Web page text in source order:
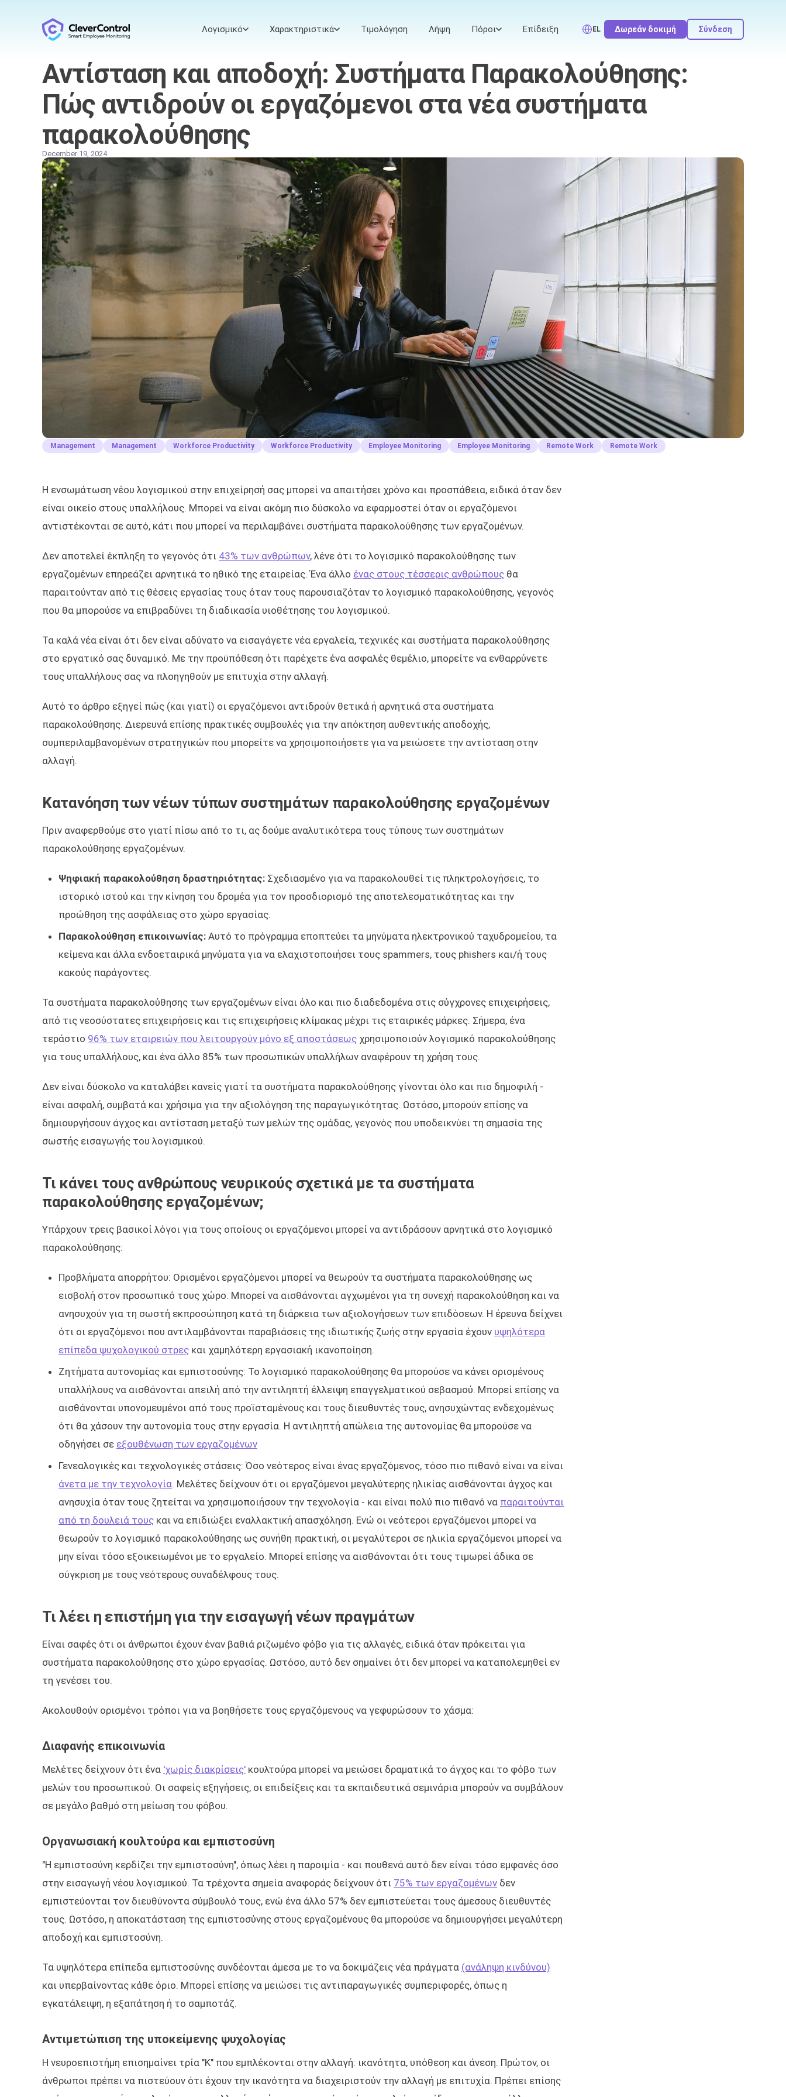
Λογισμικό Χαρακτηριστικά Τιμολόγηση Λήψη Πόροι Επίδειξη EL Δωρεάν δοκιμή Σύνδεση
Αντίσταση και αποδοχή: Συστήματα Παρακολούθησης:
Πώς αντιδρούν οι εργαζόμενοι στα νέα συστήματα
παρακολούθησης
December 19, 2024
Management Management Workforce Productivity Workforce Productivity Employee Monitoring Employee Monitoring Remote Work Remote Work
Η ενσωμάτωση νέου λογισμικού στην επιχείρησή σας μπορεί να απαιτήσει χρόνο και προσπάθεια, ειδικά όταν δεν
είναι οικείο στους υπαλλήλους. Μπορεί να είναι ακόμη πιο δύσκολο να εφαρμοστεί όταν οι εργαζόμενοι
αντιστέκονται σε αυτό, κάτι που μπορεί να περιλαμβάνει συστήματα παρακολούθησης των εργαζομένων.
Δεν αποτελεί έκπληξη το γεγονός ότι 43% των ανθρώπων, λένε ότι το λογισμικό παρακολούθησης των
εργαζομένων επηρεάζει αρνητικά το ηθικό της εταιρείας. Ένα άλλο ένας στους τέσσερις ανθρώπους θα
παραιτούνταν από τις θέσεις εργασίας τους όταν τους παρουσιαζόταν το λογισμικό παρακολούθησης, γεγονός
που θα μπορούσε να επιβραδύνει τη διαδικασία υιοθέτησης του λογισμικού.
Τα καλά νέα είναι ότι δεν είναι αδύνατο να εισαγάγετε νέα εργαλεία, τεχνικές και συστήματα παρακολούθησης
στο εργατικό σας δυναμικό. Με την προϋπόθεση ότι παρέχετε ένα ασφαλές θεμέλιο, μπορείτε να ενθαρρύνετε
τους υπαλλήλους σας να πλοηγηθούν με επιτυχία στην αλλαγή.
Αυτό το άρθρο εξηγεί πώς (και γιατί) οι εργαζόμενοι αντιδρούν θετικά ή αρνητικά στα συστήματα
παρακολούθησης. Διερευνά επίσης πρακτικές συμβουλές για την απόκτηση αυθεντικής αποδοχής,
συμπεριλαμβανομένων στρατηγικών που μπορείτε να χρησιμοποιήσετε για να μειώσετε την αντίσταση στην
αλλαγή.
Κατανόηση των νέων τύπων συστημάτων παρακολούθησης εργαζομένων
Πριν αναφερθούμε στο γιατί πίσω από το τι, ας δούμε αναλυτικότερα τους τύπους των συστημάτων
παρακολούθησης εργαζομένων.
Ψηφιακή παρακολούθηση δραστηριότητας: Σχεδιασμένο για να παρακολουθεί τις πληκτρολογήσεις, το
ιστορικό ιστού και την κίνηση του δρομέα για τον προσδιορισμό της αποτελεσματικότητας και την
προώθηση της ασφάλειας στο χώρο εργασίας.
Παρακολούθηση επικοινωνίας: Αυτό το πρόγραμμα εποπτεύει τα μηνύματα ηλεκτρονικού ταχυδρομείου, τα
κείμενα και άλλα ενδοεταιρικά μηνύματα για να ελαχιστοποιήσει τους spammers, τους phishers και/ή τους
κακούς παράγοντες.
Τα συστήματα παρακολούθησης των εργαζομένων είναι όλο και πιο διαδεδομένα στις σύγχρονες επιχειρήσεις,
από τις νεοσύστατες επιχειρήσεις και τις επιχειρήσεις κλίμακας μέχρι τις εταιρικές μάρκες. Σήμερα, ένα
τεράστιο 96% των εταιρειών που λειτουργούν μόνο εξ αποστάσεως χρησιμοποιούν λογισμικό παρακολούθησης
για τους υπαλλήλους, και ένα άλλο 85% των προσωπικών υπαλλήλων αναφέρουν τη χρήση τους.
Δεν είναι δύσκολο να καταλάβει κανείς γιατί τα συστήματα παρακολούθησης γίνονται όλο και πιο δημοφιλή -
είναι ασφαλή, συμβατά και χρήσιμα για την αξιολόγηση της παραγωγικότητας. Ωστόσο, μπορούν επίσης να
δημιουργήσουν άγχος και αντίσταση μεταξύ των μελών της ομάδας, γεγονός που υποδεικνύει τη σημασία της
σωστής εισαγωγής του λογισμικού.
Τι κάνει τους ανθρώπους νευρικούς σχετικά με τα συστήματα
παρακολούθησης εργαζομένων;
Υπάρχουν τρεις βασικοί λόγοι για τους οποίους οι εργαζόμενοι μπορεί να αντιδράσουν αρνητικά στο λογισμικό
παρακολούθησης:
Προβλήματα απορρήτου: Ορισμένοι εργαζόμενοι μπορεί να θεωρούν τα συστήματα παρακολούθησης ως
εισβολή στον προσωπικό τους χώρο. Μπορεί να αισθάνονται αγχωμένοι για τη συνεχή παρακολούθηση και να
ανησυχούν για τη σωστή εκπροσώπηση κατά τη διάρκεια των αξιολογήσεων των επιδόσεων. Η έρευνα δείχνει
ότι οι εργαζόμενοι που αντιλαμβάνονται παραβιάσεις της ιδιωτικής ζωής στην εργασία έχουν υψηλότερα
επίπεδα ψυχολογικού στρες και χαμηλότερη εργασιακή ικανοποίηση.
Ζητήματα αυτονομίας και εμπιστοσύνης: Το λογισμικό παρακολούθησης θα μπορούσε να κάνει ορισμένους
υπαλλήλους να αισθάνονται απειλή από την αντιληπτή έλλειψη επαγγελματικού σεβασμού. Μπορεί επίσης να
αισθάνονται υπονομευμένοι από τους προϊσταμένους και τους διευθυντές τους, ανησυχώντας ενδεχομένως
ότι θα χάσουν την αυτονομία τους στην εργασία. Η αντιληπτή απώλεια της αυτονομίας θα μπορούσε να
οδηγήσει σε εξουθένωση των εργαζομένων
Γενεαλογικές και τεχνολογικές στάσεις: Όσο νεότερος είναι ένας εργαζόμενος, τόσο πιο πιθανό είναι να είναι
άνετα με την τεχνολογία. Μελέτες δείχνουν ότι οι εργαζόμενοι μεγαλύτερης ηλικίας αισθάνονται άγχος και
ανησυχία όταν τους ζητείται να χρησιμοποιήσουν την τεχνολογία - και είναι πολύ πιο πιθανό να παραιτούνται
από τη δουλειά τους και να επιδιώξει εναλλακτική απασχόληση. Ενώ οι νεότεροι εργαζόμενοι μπορεί να
θεωρούν το λογισμικό παρακολούθησης ως συνήθη πρακτική, οι μεγαλύτεροι σε ηλικία εργαζόμενοι μπορεί να
μην είναι τόσο εξοικειωμένοι με το εργαλείο. Μπορεί επίσης να αισθάνονται ότι τους τιμωρεί άδικα σε
σύγκριση με τους νεότερους συναδέλφους τους.
Τι λέει η επιστήμη για την εισαγωγή νέων πραγμάτων
Είναι σαφές ότι οι άνθρωποι έχουν έναν βαθιά ριζωμένο φόβο για τις αλλαγές, ειδικά όταν πρόκειται για
συστήματα παρακολούθησης στο χώρο εργασίας. Ωστόσο, αυτό δεν σημαίνει ότι δεν μπορεί να καταπολεμηθεί εν
τη γενέσει του.
Ακολουθούν ορισμένοι τρόποι για να βοηθήσετε τους εργαζόμενους να γεφυρώσουν το χάσμα:
Διαφανής επικοινωνία
Μελέτες δείχνουν ότι ένα 'χωρίς διακρίσεις' κουλτούρα μπορεί να μειώσει δραματικά το άγχος και το φόβο των
μελών του προσωπικού. Οι σαφείς εξηγήσεις, οι επιδείξεις και τα εκπαιδευτικά σεμινάρια μπορούν να συμβάλουν
σε μεγάλο βαθμό στη μείωση του φόβου.
Οργανωσιακή κουλτούρα και εμπιστοσύνη
"Η εμπιστοσύνη κερδίζει την εμπιστοσύνη", όπως λέει η παροιμία - και πουθενά αυτό δεν είναι τόσο εμφανές όσο
στην εισαγωγή νέου λογισμικού. Τα τρέχοντα σημεία αναφοράς δείχνουν ότι 75% των εργαζομένων δεν
εμπιστεύονται τον διευθύνοντα σύμβουλό τους, ενώ ένα άλλο 57% δεν εμπιστεύεται τους άμεσους διευθυντές
τους. Ωστόσο, η αποκατάσταση της εμπιστοσύνης στους εργαζομένους θα μπορούσε να δημιουργήσει μεγαλύτερη
αποδοχή και εμπιστοσύνη.
Τα υψηλότερα επίπεδα εμπιστοσύνης συνδέονται άμεσα με το να δοκιμάζεις νέα πράγματα (ανάληψη κινδύνου)
και υπερβαίνοντας κάθε όριο. Μπορεί επίσης να μειώσει τις αντιπαραγωγικές συμπεριφορές, όπως η
εγκατάλειψη, η εξαπάτηση ή το σαμποτάζ.
Αντιμετώπιση της υποκείμενης ψυχολογίας
Η νευροεπιστήμη επισημαίνει τρία "Κ" που εμπλέκονται στην αλλαγή: ικανότητα, υπόθεση και άνεση. Πρώτον, οι
άνθρωποι πρέπει να πιστεύουν ότι έχουν την ικανότητα να διαχειριστούν την αλλαγή με επιτυχία. Πρέπει επίσης